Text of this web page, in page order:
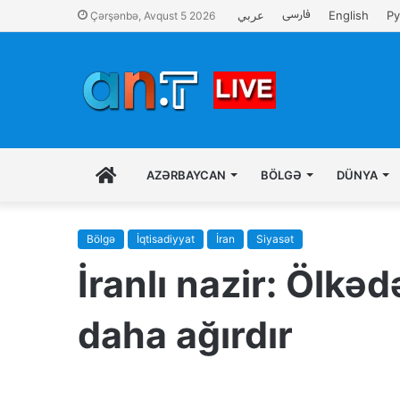
Çərşənbə, Avqust 5 2026 عربي فارسی English
İLK
SƏHIFƏ
AZƏRBAYCAN BÖLGƏ DÜNYA
Bölgə İqtisadiyyat İran Siyasət
İranlı nazir:
daha ağırdır